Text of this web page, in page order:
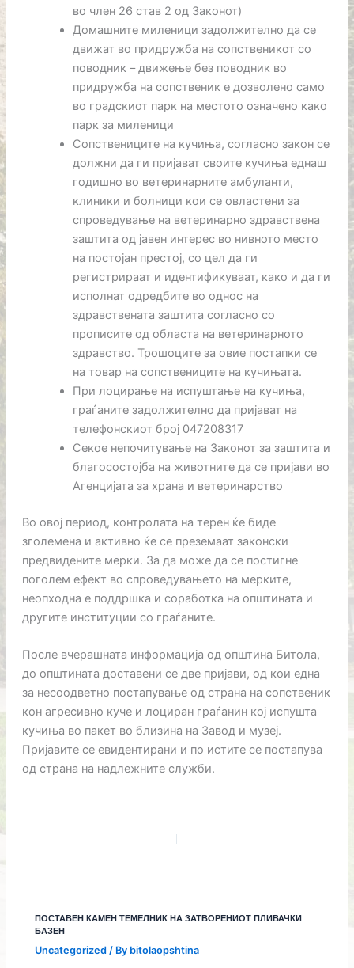
во член 26 став 2 од Законот)
Домашните миленици задолжително да се
движат во придружба на сопственикот со
поводник – движење без поводник во
придружба на сопственик е дозволено само
во градскиот парк на местото означено како
парк за миленици
Сопствениците на кучиња, согласно закон се
должни да ги пријават своите кучиња еднаш
годишно во ветеринарните амбуланти,
клиники и болници кои се овластени за
спроведување на ветеринарно здравствена
заштита од јавен интерес во нивното место
на постојан престој, со цел да ги
регистрираат и идентификуваат, како и да ги
исполнат одредбите во однос на
здравствената заштита согласно со
прописите од областа на ветеринарното
здравство. Трошоците за овие постапки се
на товар на сопствениците на кучињата.
При лоцирање на испуштање на кучиња,
граѓаните задолжително да пријават на
телефонскиот број 047208317
Секое непочитување на Законот за заштита и
благосостојба на животните да се пријави во
Агенцијата за храна и ветеринарство
Во овој период, контролата на терен ќе биде
зголемена и активно ќе се преземаат законски
предвидените мерки. За да може да се постигне
поголем ефект во спроведувањето на мерките,
неопходна е поддршка и соработка на општината и
другите институции со граѓаните.
После вчерашната информација од општина Битола,
до општината доставени се две пријави, од кои една
за несоодветно постапување од страна на сопственик
кон агресивно куче и лоциран граѓанин кој испушта
кучиња во пакет во близина на Завод и музеј.
Пријавите се евидентирани и по истите се постапува
од страна на надлежните служби.
ПОСТАВЕН КАМЕН ТЕМЕЛНИК НА ЗАТВОРЕНИОТ ПЛИВАЧКИ
БАЗЕН
Uncategorized / By bitolaopshtina